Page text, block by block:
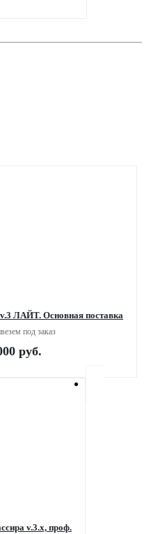
ЛАЙТ. Основная поставка
под заказ
руб.
v.3.x, проф.